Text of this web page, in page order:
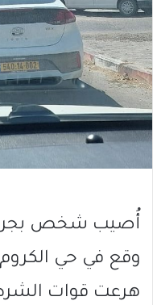
أُصيب شخص
وقع في حي
هرعت قوات